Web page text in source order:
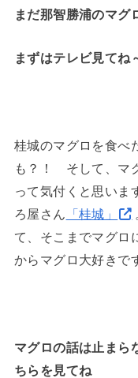
まだ那智勝浦のマ
まずはテレビ見てね
桂城のマグロを食べ
も？！ そして、マ
って気付くと思いま
ろ屋さん 「桂城」
て、そこまでマグロ
からマグロ大好きで
マグロの話は止まら
ちらを見てね